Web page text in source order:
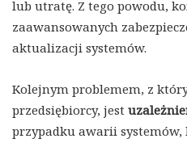
lub utratę. Z tego powodu,
zaawansowanych
aktualizacji systemów.
Kolejnym problemem, z
przedsiębiorcy, jest
przypadku awarii